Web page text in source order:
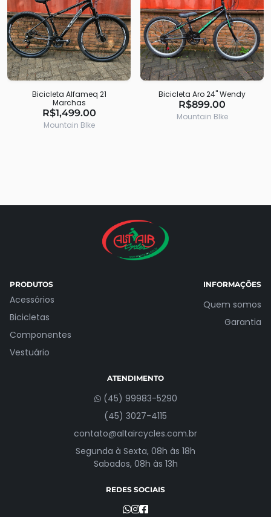
Bicicleta Alfameq 21
Marchas
R$1,499.00
Mountain BIke
Bicicleta Aro 24" Wendy
R$899.00
Mountain BIke
PRODUTOS
Acessórios
Bicicletas
Componentes
Vestuário
INFORMAÇÕES
Quem somos
Garantia
ATENDIMENTO
(45) 99983-5290
(45) 3027-4115
contato@altaircycles.com.br
Segunda à Sexta, 08h às 18h
Sabados, 08h às 13h
REDES SOCIAIS